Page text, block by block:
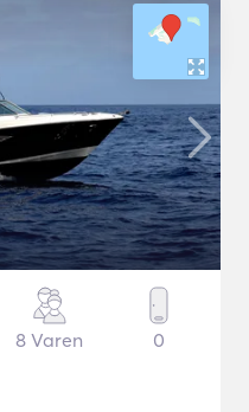
8 Varen 0